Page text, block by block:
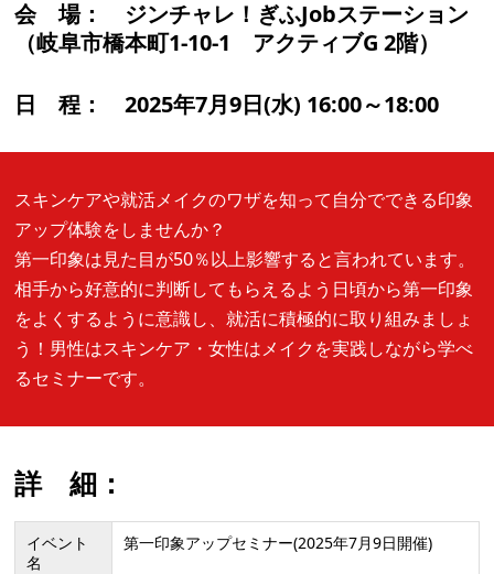
会 場：
ジンチャレ！ぎふJobステーション
（岐阜市橋本町1-10-1 アクティブG 2階）
日 程： 2025年7月9日(水) 16:00～18:00
スキンケアや就活メイクのワザを知って自分でできる印象
アップ体験をしませんか？
第一印象は見た目が50％以上影響すると言われています。
相手から好意的に判断してもらえるよう日頃から第一印象
をよくするように意識し、就活に積極的に取り組みましょ
う！男性はスキンケア・女性はメイクを実践しながら学べ
るセミナーです。
詳 細：
イベント
名
第一印象アップセミナー(2025年7月9日開催)